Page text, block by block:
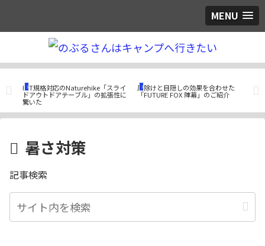
MENU
チ ギア
IGT規格対応のNaturehike「スライ
ドアウトドアテーブル」の拡張性に
驚いた
ギア
風除けと目隠しの効果を合わせた
「FUTURE FOX 陣幕」のご紹介
つ
人
性
暑さ対策
記事検索